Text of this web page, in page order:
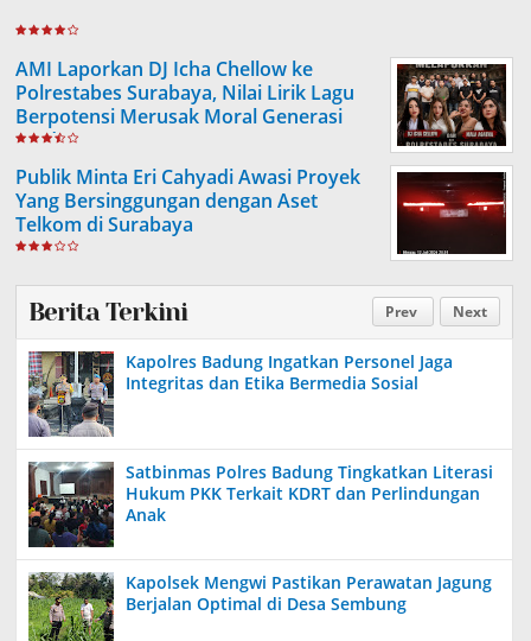
AMI Laporkan DJ Icha Chellow ke
Polrestabes Surabaya, Nilai Lirik Lagu
Berpotensi Merusak Moral Generasi
Muda
Publik Minta Eri Cahyadi Awasi Proyek
Yang Bersinggungan dengan Aset
Telkom di Surabaya
Prev Next
Berita Terkini
Kapolres Badung Ingatkan Personel Jaga
Integritas dan Etika Bermedia Sosial
Satbinmas Polres Badung Tingkatkan Literasi
Hukum PKK Terkait KDRT dan Perlindungan
Anak
Kapolsek Mengwi Pastikan Perawatan Jagung
Berjalan Optimal di Desa Sembung